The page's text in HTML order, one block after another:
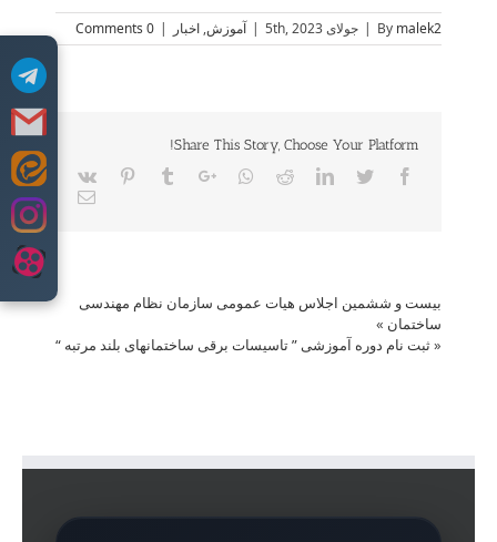
Skip
By malek2
| جولای 5th, 2023 | آموزش, اخبار |
0 Comments
Share This Story, Choose Your Platform!
Facebook
Twitter
LinkedIn
Reddit
Whatsapp
Google+
Tumblr
Pinterest
Vk
Email
بیست و ششمین اجلاس هیات عمومی سازمان نظام مهندسی
ساختمان »
«ثبت نام دوره آموزشی ” تاسیسات برقی ساختمانهای بلند مرتبه “